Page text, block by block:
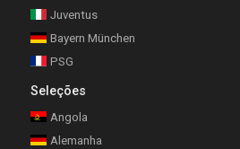
Juventus
Bayern München
PSG
Seleções
Angola
Alemanha